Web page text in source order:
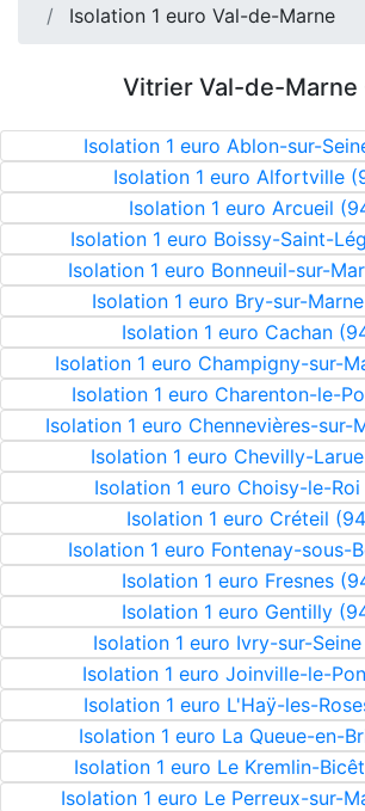
Isolation 1 euro Val-de-Marne
Vitrier Val-de-Marne
Isolation 1 euro Ablon-sur-
Isolation 1 euro Alfortville
Isolation 1 euro Arcueil
Isolation 1 euro Boissy-Saint-
Isolation 1 euro Bonneuil-sur-
Isolation 1 euro Bry-sur-
Isolation 1 euro Cachan
Isolation 1 euro Champigny-sur-
Isolation 1 euro Charenton-le-
Isolation 1 euro Chennevières-sur-
Isolation 1 euro Chevilly-
Isolation 1 euro Choisy-le-
Isolation 1 euro Créteil
Isolation 1 euro Fontenay-sous-
Isolation 1 euro Fresnes
Isolation 1 euro Gentilly
Isolation 1 euro Ivry-sur-
Isolation 1 euro Joinville-le-
Isolation 1 euro L'Haÿ-les-
Isolation 1 euro La Queue-en-
Isolation 1 euro Le Kremlin-
Isolation 1 euro Le Perreux-sur-